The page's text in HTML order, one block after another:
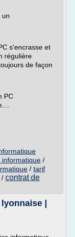
un
s'encrasse et
régulière
de façon
PC
/
/ tarif
/ contrat de
|